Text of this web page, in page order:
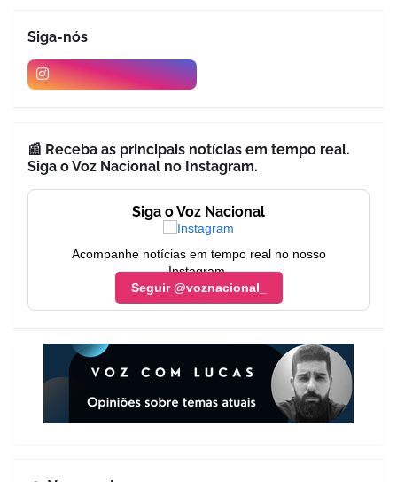
Siga-nós
📰 Receba as principais notícias em tempo real.
Siga o Voz Nacional no Instagram.
Siga o Voz Nacional
Acompanhe notícias em tempo real no nosso
Instagram.
Seguir @voznacional_